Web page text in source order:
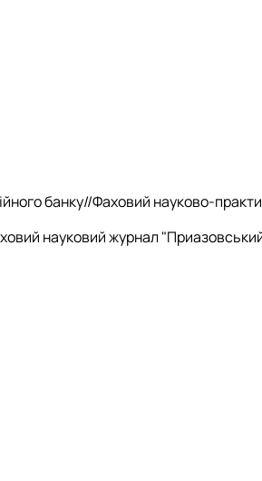
банку//Фаховий науково-
науковий журнал